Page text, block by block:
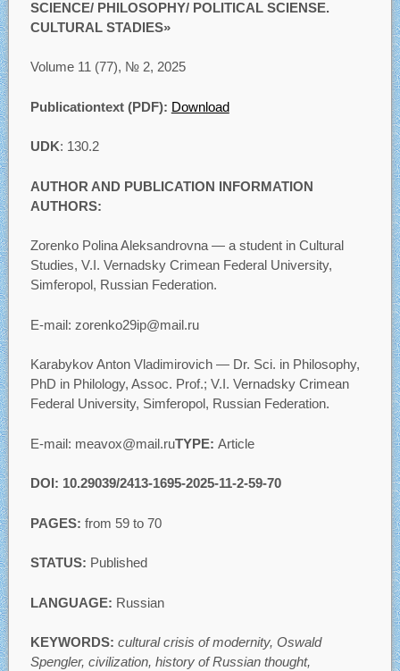
SCIENCE/ PHILOSOPHY/ POLITICAL SCIENSE.
CULTURAL STADIES»
Volume 11 (77), № 2, 2025
Publicationtext (PDF): Download
UDK: 130.2
AUTHOR AND PUBLICATION INFORMATION
AUTHORS:
Zorenko Polina Aleksandrovna — a student in Cultural
Studies, V.I. Vernadsky Crimean Federal University,
Simferopol, Russian Federation.
E-mail: zorenko29ip@mail.ru
Karabykov Anton Vladimirovich — Dr. Sci. in Philosophy,
PhD in Philology, Assoc. Prof.; V.I. Vernadsky Crimean
Federal University, Simferopol, Russian Federation.
E-mail: meavox@mail.ruTYPE: Article
DOI: 10.29039/2413-1695-2025-11-2-59-70
PAGES: from 59 to 70
STATUS: Published
LANGUAGE: Russian
KEYWORDS: cultural crisis of modernity, Oswald
Spengler, civilization, history of Russian thought,